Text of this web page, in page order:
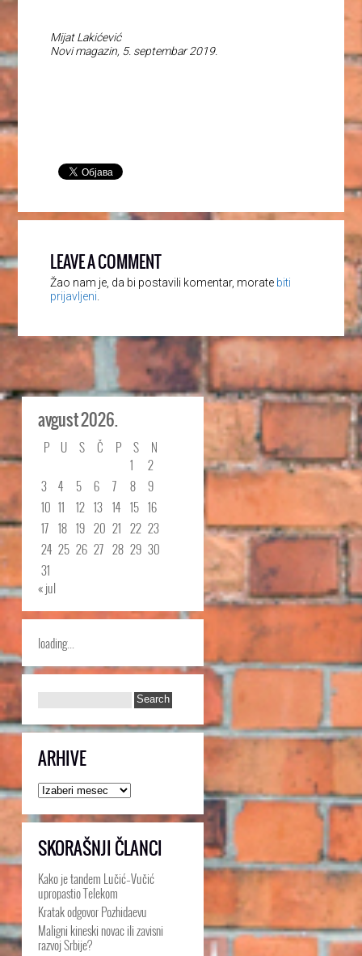
Mijat Lakićević
Novi magazin, 5. septembar 2019.
LEAVE A COMMENT
Žao nam je, da bi postavili komentar, morate biti
prijavljeni.
avgust 2026.
P U S Č P S
N
1
2
3
4 5 6 7 8
9
10 11 12 13 14 15 16
17 18 19 20 21 22 23
24 25 26 27 28 29 30
31
« jul
loading...
ARHIVE
Arhive
SKORAŠNJI ČLANCI
Kako je tandem Lučić–Vučić
upropastio Telekom
Kratak odgovor Pozhidaevu
Maligni kineski novac ili zavisni
razvoj Srbije?